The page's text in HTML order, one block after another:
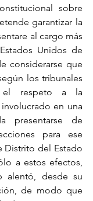
sobre
garantizar la
al cargo más
Unidos de
considerarse que
los tribunales
el respeto a la
en una
presentarse de
para ese
Distrito del Estado
a estos efectos,
alentó, desde su
de modo que